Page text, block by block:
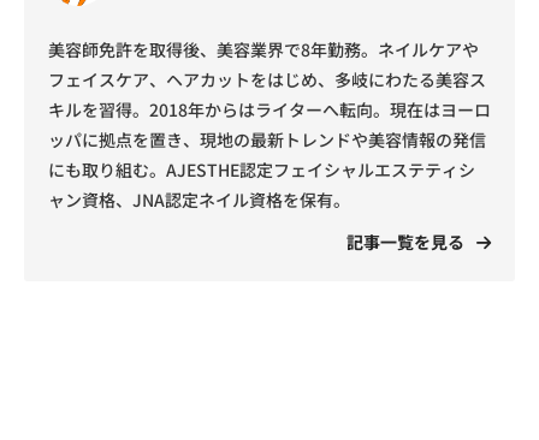
美容師免許を取得後、美容業界で8年勤務。ネイルケアや
フェイスケア、ヘアカットをはじめ、多岐にわたる美容ス
キルを習得。2018年からはライターへ転向。現在はヨーロ
ッパに拠点を置き、現地の最新トレンドや美容情報の発信
にも取り組む。AJESTHE認定フェイシャルエステティシ
ャン資格、JNA認定ネイル資格を保有。
記事一覧を見る